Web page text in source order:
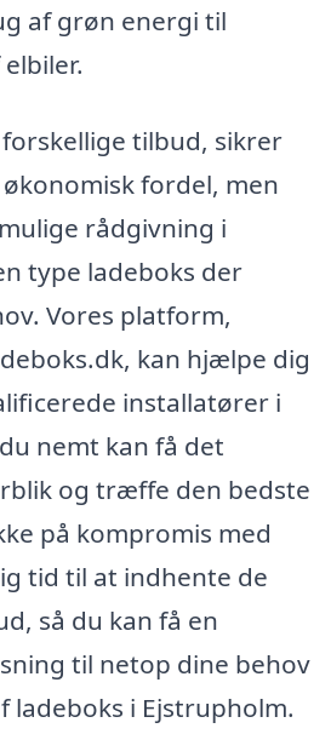
af grøn energi til
tilbud, sikrer
fordel, men
rådgivning i
type ladeboks der
Vores platform,
kan hjælpe dig
installatører i
nemt kan få det
og træffe den bedste
på kompromis med
tid til at indhente de
så du kan få en
til netop dine behov
ladeboks i Ejstrupholm.